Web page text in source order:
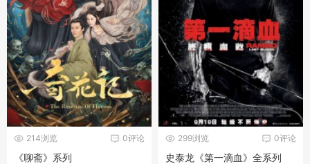
0评论
214浏览
《聊斋》系列
0评论
299浏览
史泰龙《第一滴血》全系列